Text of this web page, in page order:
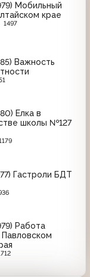
Мобильный
крае
1497
Важность
Ёлка в
школы №127
Гастроли БДТ
Работа